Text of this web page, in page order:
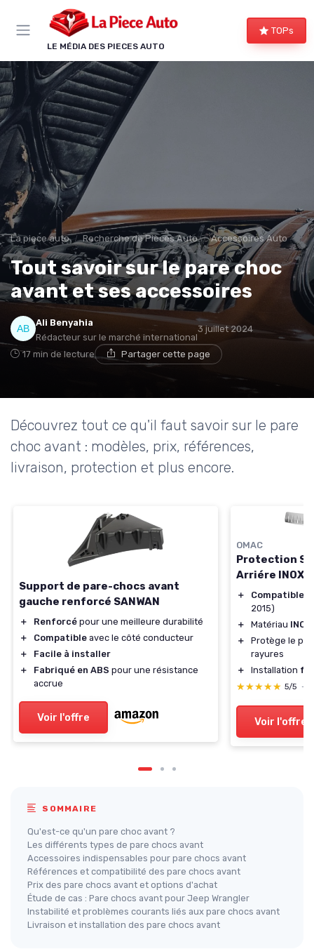
LE MÉDIA DES PIECES AUTO
TOPs
La piece auto Recherche de Pièces Auto Accessoires Auto
Tout savoir sur le pare choc
avant et ses accessoires
Ali Benyahia
Rédacteur sur le marché international
3 juillet 2024
17 min de lecture Partager cette page
Découvrez tout ce qu'il faut savoir sur le pare
choc avant : modèles, prix, références,
livraison, protection et plus encore.
Support de pare-chocs avant
gauche renforcé SANWAN
＋ Renforcé pour une meilleure durabilité
＋
Compatible avec le côté conducteur
＋
Facile à installer
＋
Fabriqué en ABS pour une résistance
accrue
Voir l'offre
OMAC
Protection
Arriére INOX
＋ Compatible
2015)
＋
Matériau INOX
＋
Protège le
rayures
＋
Installation
★★★★★
★★★★★ 5/5 —
Voir l'offre
SOMMAIRE
Qu'est-ce qu'un pare choc avant ?
Les différents types de pare chocs avant
Accessoires indispensables pour pare chocs avant
Références et compatibilité des pare chocs avant
Prix des pare chocs avant et options d'achat
Étude de cas : Pare chocs avant pour Jeep Wrangler
Instabilité et problèmes courants liés aux pare chocs avant
Livraison et installation des pare chocs avant
Panneau de gestion des cookies